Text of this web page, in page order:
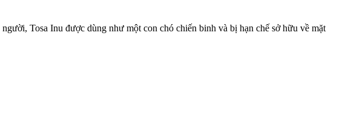
Tosa Inu được dùng như một con chó chiến binh và bị hạn chế sở hữu về mặt